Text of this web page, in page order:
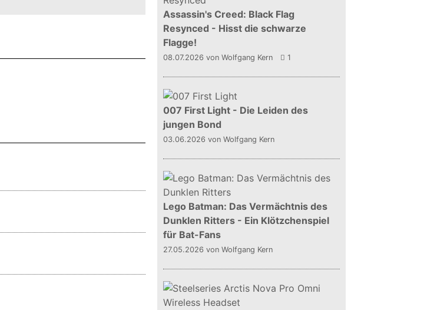
Assassin's Creed: Black Flag
Resynced - Hisst die schwarze
Flagge!
08.07.2026 von Wolfgang Kern 1
007 First Light - Die Leiden des
jungen Bond
03.06.2026 von Wolfgang Kern
Lego Batman: Das Vermächtnis des
Dunklen Ritters - Ein Klötzchenspiel
für Bat-Fans
27.05.2026 von Wolfgang Kern